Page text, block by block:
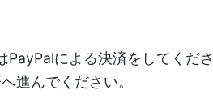
による決済をしてくだ
進んでください。